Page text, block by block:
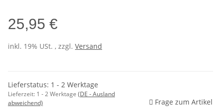
25,95 €
inkl. 19% USt. , zzgl. Versand
Lieferstatus: 1 - 2 Werktage
Lieferzeit: 1 - 2 Werktage (DE - Ausland
abweichend)
Frage zum Artikel